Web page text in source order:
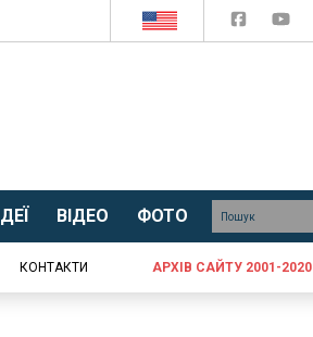
ВІДЕО ФОТО
КОНТАКТИ АРХІВ САЙТУ 2001-2020